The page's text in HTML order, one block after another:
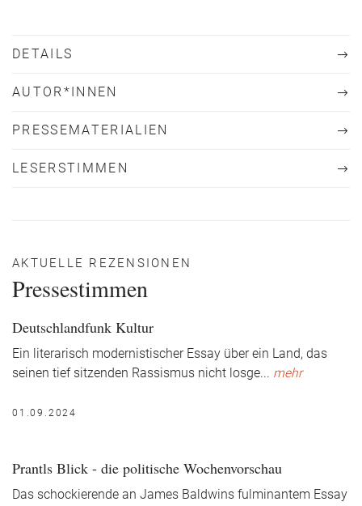
DETAILS
AUTOR*INNEN
PRESSEMATERIALIEN
LESERSTIMMEN
AKTUELLE REZENSIONEN
Pressestimmen
Deutschlandfunk Kultur
Ein literarisch modernistischer Essay über ein Land, das
seinen tief sitzenden Rassismus nicht losge... mehr
01.09.2024
Prantls Blick - die politische Wochenvorschau
Das schockierende an James Baldwins fulminantem Essay